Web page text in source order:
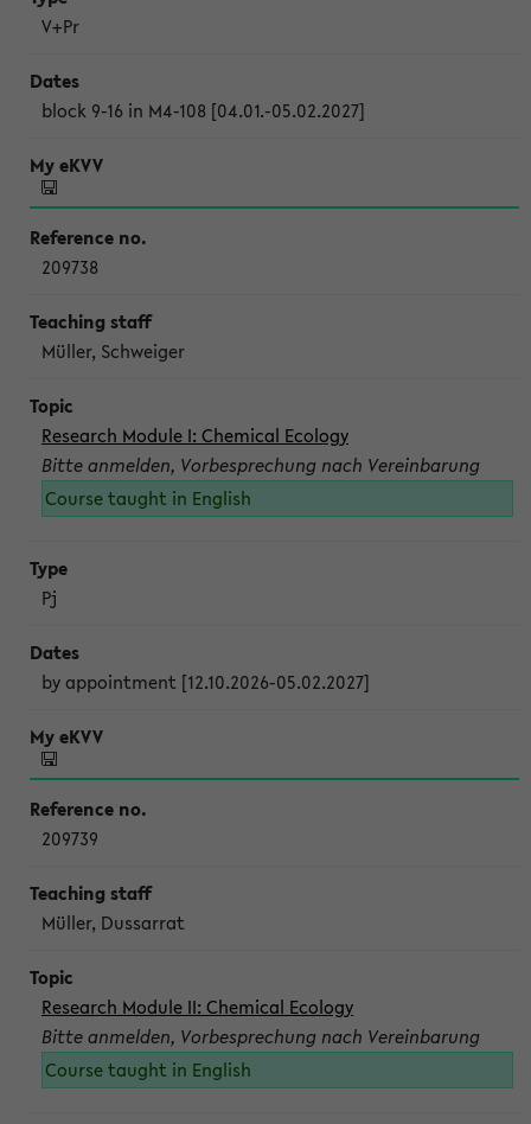
V+Pr
block 9-16 in M4-108 [04.01.-05.02.2027]
209738
Müller, Schweiger
Research Module I: Chemical Ecology
Bitte anmelden, Vorbesprechung nach Vereinbarung
Course taught in English
Pj
by appointment [12.10.2026-05.02.2027]
209739
Müller, Dussarrat
Research Module II: Chemical Ecology
Bitte anmelden, Vorbesprechung nach Vereinbarung
Course taught in English